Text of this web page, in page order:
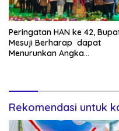
Peringatan HAN ke 42,
Mesuji Berharap dapat
Menurunkan Angka
Rekomendasi untuk